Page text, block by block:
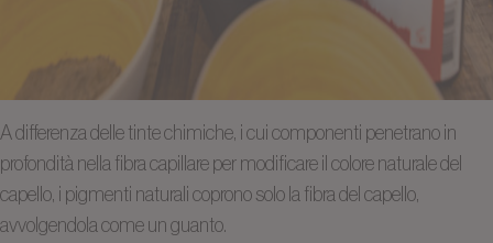
A differenza delle tinte chimiche, i cui componenti penetrano in
profondità nella fibra capillare per modificare il colore naturale del
capello, i pigmenti naturali coprono solo la fibra del capello,
avvolgendola come un guanto.